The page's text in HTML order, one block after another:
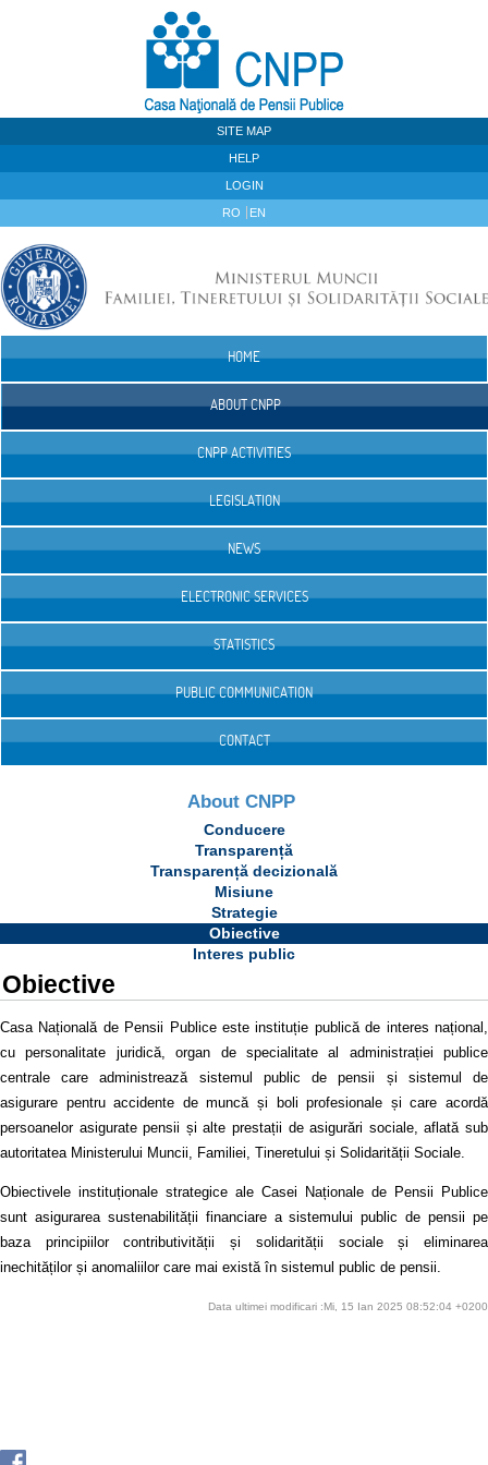
SITE MAP
HELP
LOGIN
RO EN
HOME
ABOUT CNPP
CNPP ACTIVITIES
LEGISLATION
NEWS
ELECTRONIC SERVICES
STATISTICS
PUBLIC COMMUNICATION
CONTACT
About CNPP
Conducere
Transparență
Transparență decizională
Misiune
Strategie
Obiective
Interes public
Obiective
Casa Națională de Pensii Publice este instituție publică de interes național,
cu personalitate juridică, organ de specialitate al administrației publice
centrale care administrează sistemul public de pensii și sistemul de
asigurare pentru accidente de muncă și boli profesionale și care acordă
persoanelor asigurate pensii și alte prestații de asigurări sociale, aflată sub
autoritatea Ministerului Muncii, Familiei, Tineretului și Solidarității Sociale.
Obiectivele instituționale strategice ale Casei Naționale de Pensii Publice
sunt asigurarea sustenabilității financiare a sistemului public de pensii pe
baza principiilor contributivității și solidarității sociale și eliminarea
inechităților și anomaliilor care mai există în sistemul public de pensii.
Data ultimei modificari :Mi, 15 Ian 2025 08:52:04 +0200